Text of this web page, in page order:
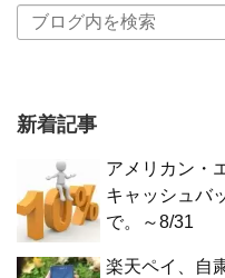
新着記事
アメリカン・
キャッシュバ
で。～8/31
楽天ペイ、自